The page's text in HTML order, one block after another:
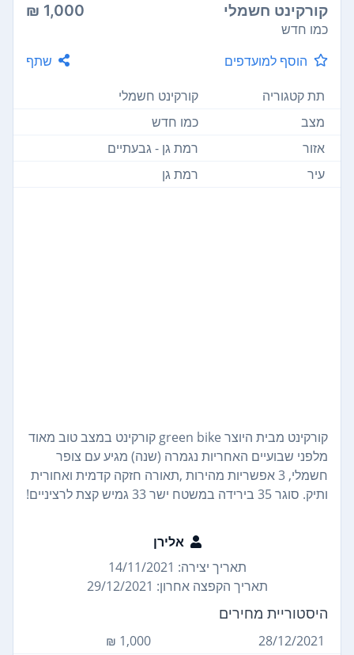
קורקינט חשמלי 1,000 ₪
כמו חדש
הוסף למועדפים
שתף
תת קטגוריה
קורקינט חשמלי
מצב
כמו חדש
אזור
רמת גן - גבעתיים
עיר
רמת גן
קורקינט מבית היוצר green bike קורקינט במצב טוב מאוד
מלפני שבועיים האחריות נגמרה (שנה) מגיע עם צופר
חשמלי, 3 אפשריות מהירות ,תאורה חזקה קדמית ואחורית
ותיק. סוגר 35 בירידה במשטח ישר 33 גמיש קצת לרציניים!
אלירן
תאריך יצירה: 14/11/2021
תאריך הקפצה אחרון: 29/12/2021
היסטוריית מחירים
28/12/2021
1,000 ₪